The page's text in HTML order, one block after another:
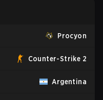
Procyon
Counter-Strike 2
Argentina